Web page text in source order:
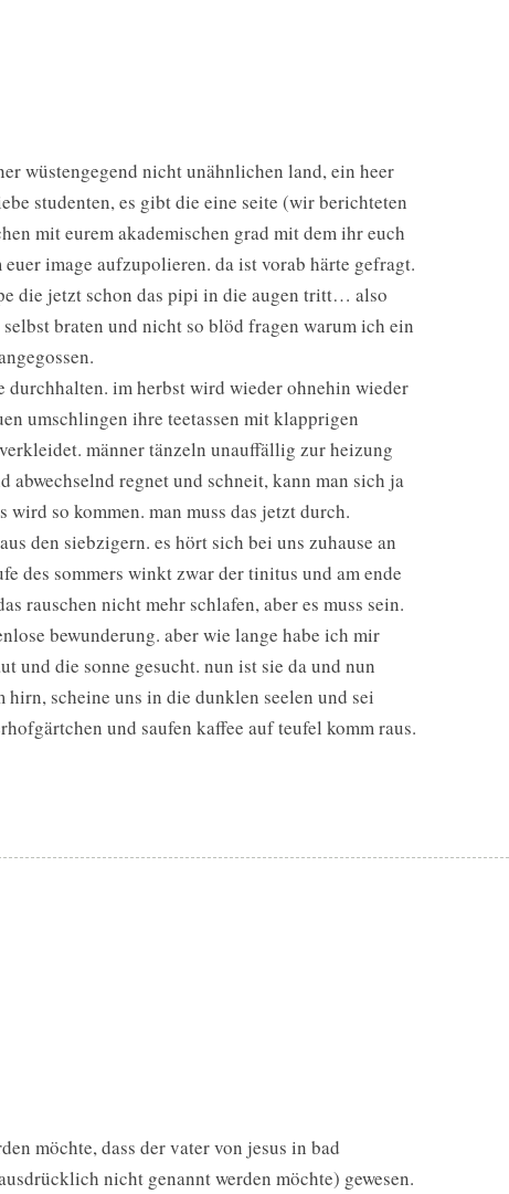
wüstengegend nicht unähnlichen land, ein heer
studenten, es gibt die eine seite (wir berichteten
mit eurem akademischen grad mit dem ihr euch
image aufzupolieren. da ist vorab härte gefragt.
die jetzt schon das pipi in die augen tritt… also
braten und nicht so blöd fragen warum ich ein
durchhalten. im herbst wird wieder ohnehin wieder
umschlingen ihre teetassen mit klapprigen
männer tänzeln unauffällig zur heizung
regnet und schneit, kann man sich ja
so kommen. man muss das jetzt durch.
den siebzigern. es hört sich bei uns zuhause an
des sommers winkt zwar der tinitus und am ende
rauschen nicht mehr schlafen, aber es muss sein.
bewunderung. aber wie lange habe ich mir
und die sonne gesucht. nun ist sie da und nun
scheine uns in die dunklen seelen und sei
und saufen kaffee auf teufel komm raus.
möchte, dass der vater von jesus in bad
nicht genannt werden möchte) gewesen.